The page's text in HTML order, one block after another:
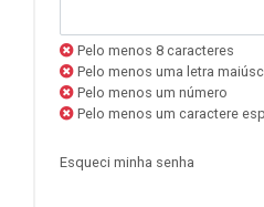
Pelo menos 8 caracteres
Pelo menos uma letra
Pelo menos um número
Pelo menos um caractere
Esqueci minha senha